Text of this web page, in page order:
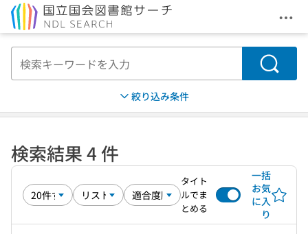
メ
検索
絞り込み条件
検索結果 4 件
タイト
ルでま
とめる
一括
お気
に入
り